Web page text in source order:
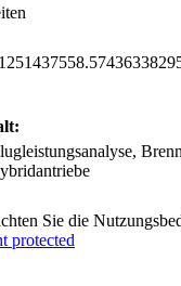
Sie die
protected